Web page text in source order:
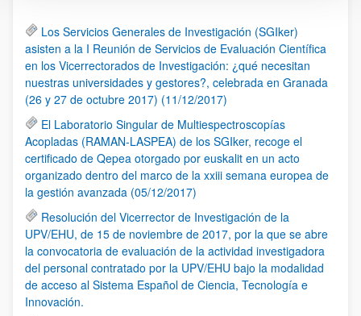
Los Servicios Generales de Investigación (SGIker)
asisten a la I Reunión de Servicios de Evaluación Científica
en los Vicerrectorados de Investigación: ¿qué necesitan
nuestras universidades y gestores?, celebrada en Granada
(26 y 27 de octubre 2017) (11/12/2017)
El Laboratorio Singular de Multiespectroscopías
Acopladas (RAMAN-LASPEA) de los SGIker, recoge el
certificado de Qepea otorgado por euskalit en un acto
organizado dentro del marco de la xxiii semana europea de
la gestión avanzada (05/12/2017)
Resolución del Vicerrector de Investigación de la
UPV/EHU, de 15 de noviembre de 2017, por la que se abre
la convocatoria de evaluación de la actividad investigadora
del personal contratado por la UPV/EHU bajo la modalidad
de acceso al Sistema Español de Ciencia, Tecnología e
Innovación.